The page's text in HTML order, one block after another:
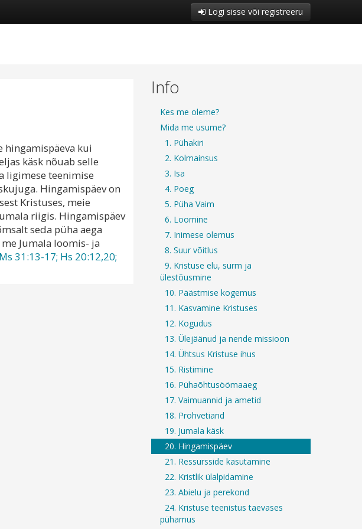
Logi sisse või registreeru
hingamispäeva kui
käsk nõuab selle
ligimese teenimise
Hingamispäev on
Kristuses, meie
riigis. Hingamispäev
seda püha aega
Jumala loomis- ja
31:13-17; Hs 20:12,20;
Info
Kes me oleme?
Mida me usume?
1. Pühakiri
2. Kolmainsus
3. Isa
4. Poeg
5. Püha Vaim
6. Loomine
7. Inimese olemus
8. Suur võitlus
9. Kristuse elu, surm ja
ülestõusmine
10. Päästmise kogemus
11. Kasvamine Kristuses
12. Kogudus
13. Ülejäänud ja nende missioon
14. Ühtsus Kristuse ihus
15. Ristimine
16. Pühaõhtusöömaaeg
17. Vaimuannid ja ametid
18. Prohvetiand
19. Jumala käsk
20. Hingamispäev
21. Ressursside kasutamine
22. Kristlik ülalpidamine
23. Abielu ja perekond
24. Kristuse teenistus taevases
pühamus